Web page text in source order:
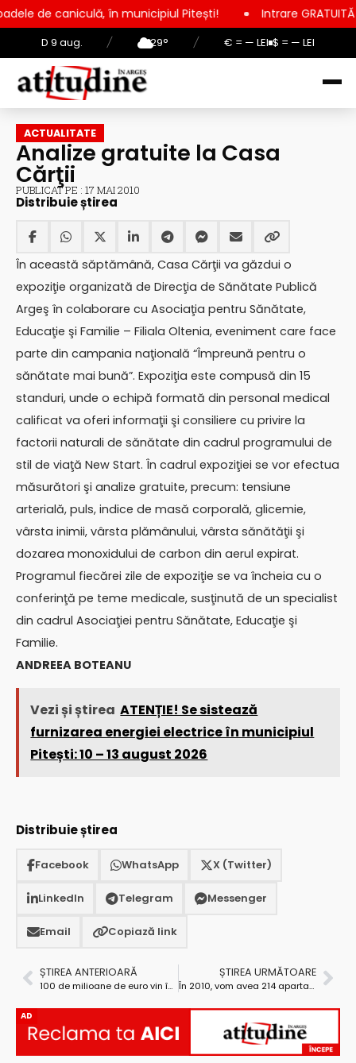
D 9 aug. / 29° / € = — LEI $ = — LEI
în municipiul Pitești! Intrare GRATUITĂ pentru copii,
ACTUALITATE
Analize gratuite la Casa
Cărţii
PUBLICAT PE : 17 MAI 2010
Distribuie știrea
În această săptămână, Casa Cărţii va găzdui o
expoziţie organizată de Direcţia de Sănătate Publică
Argeş în colaborare cu Asociaţia pentru Sănătate,
Educaţie şi Familie – Filiala Oltenia, eveniment care face
parte din campania naţională “Împreună pentru o
sănătate mai bună”. Expoziţia este compusă din 15
standuri, unde o echipă formată din personal medical
calificat va oferi informaţii şi consiliere cu privire la
factorii naturali de sănătate din cadrul programului de
stil de viaţă New Start. În cadrul expoziţiei se vor efectua
măsurători şi analize gratuite, precum: tensiune
arterială, puls, indice de masă corporală, glicemie,
vârsta inimii, vârsta plămânului, vârsta sănătăţii şi
dozarea monoxidului de carbon din aerul expirat.
Programul fiecărei zile de expoziţie se va încheia cu o
conferinţă pe teme medicale, susţinută de un specialist
din cadrul Asociaţiei pentru Sănătate, Educaţie şi
Familie.
ANDREEA BOTEANU
Vezi și știrea ATENȚIE! Se sistează
furnizarea energiei electrice în municipiul
Pitești: 10 – 13 august 2026
Distribuie știrea
Facebook WhatsApp X (Twitter)
LinkedIn Telegram Messenger
Email Copiază link
ȘTIREA ANTERIOARĂ
100 de milioane de euro vin în Argeş
ȘTIREA URMĂTOARE
În 2010, vom avea 214 apartamente ANL în Argeş
AD